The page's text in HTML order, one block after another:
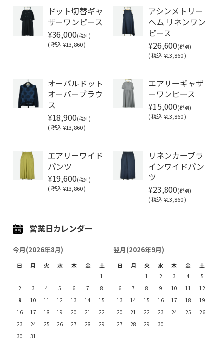
ドット切替ギャ
ザーワンピース
¥36,000(税別)
(税込¥13,860 )
アシンメトリー
ヘム リネンワン
ピース
¥26,600(税別)
(税込 ¥13,860 )
オーバルドット
オーバーブラウ
ス
¥18,900(税別)
(税込¥13,860 )
エアリーギャザ
ーワンピース
¥15,000(税別)
(税込 ¥13,860 )
エアリーワイド
パンツ
¥19,600(税別)
(税込¥13,860 )
リネンカーブラ
インワイドパン
ツ
¥23,800(税別)
(税込 ¥13,860 )
営業日カレンダー
今月(2026年8月)
日 月 火 水 木 金 土
1
2
3 4 5 6 7
8
9
10 11 12 13 14
15
16
17 18 19 20 21
22
23
24 25 26 27 28
29
30
31
翌月(2026年9月)
日 月 火 水 木 金 土
1 2 3 4
5
6
7 8 9 10 11
12
13
14 15 16 17 18
19
20
21 22 23 24 25
26
27
28 29 30